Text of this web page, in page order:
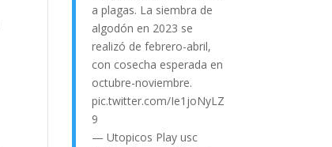
a plagas. La siembra de
algodón en 2023 se
realizó de febrero-abril,
con cosecha esperada en
octubre-noviembre.
pic.twitter.com/Ie1joNyLZ
9
— Utopicos Play usc